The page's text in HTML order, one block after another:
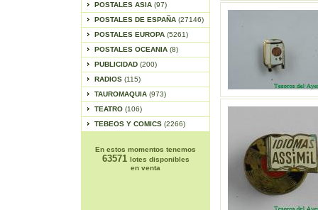
POSTALES ASIA (97)
POSTALES DE ESPAÑA (27146)
POSTALES EUROPA (5261)
POSTALES OCEANIA (8)
PUBLICIDAD (200)
RADIOS (115)
TAUROMAQUIA (973)
TEATRO (106)
TEBEOS Y COMICS (2266)
En estos momentos tenemos
63571 lotes disponibles
en venta